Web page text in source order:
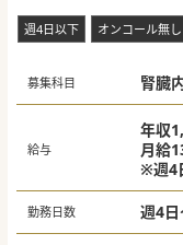
週4日以下 オンコール無し
募集科目 腎臓
給与
年収
月給
※週4
※週1
円
勤務日数 週4日